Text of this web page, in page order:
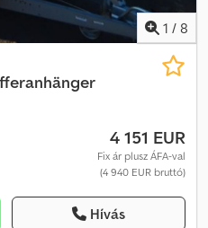
1 / 8
4 151 EUR
Fix ár plusz ÁFA-val
(4 940 EUR bruttó)
Hívás